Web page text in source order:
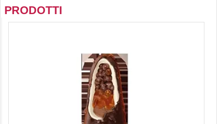
PRODOTTI